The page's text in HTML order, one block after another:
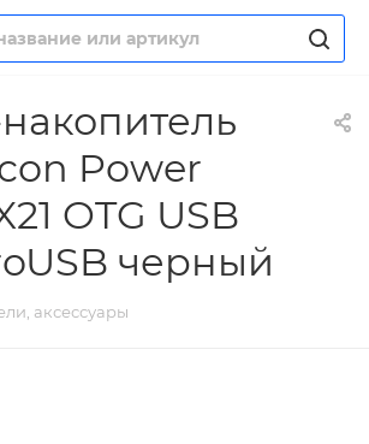
Power
OTG USB
черный
аксессуары